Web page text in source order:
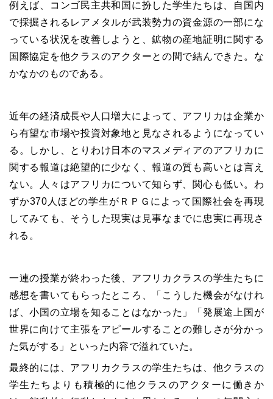
例えば、コンゴ民主共和国に扮した学生たちは、自国内
で採掘されるレアメタルが武装勢力の資金源の一部にな
っている状況を改善しようと、鉱物の産地証明に関する
国際協定を他クラスのアクターとの間で結んできた。な
かなかのものである。
近年の経済成長や人口増大によって、アフリカは企業か
ら有望な市場や投資対象地と見なされるようになってい
る。しかし、とりわけ日本のマスメディアのアフリカに
関する報道は絶望的に少なく、報道の質も高いとは言え
ない。人々はアフリカについて知らず、関心も低い。わ
ずか370 人ほどの学生がＲＰＧによって国際社会を再現
してみても、そうした現実は見事なまでに忠実に再現さ
れる。
一連の授業が終わった後、アフリカクラスの学生たちに
感想を書いてもらったところ、「こうした機会がなけれ
ば、小国の立場を知ることはなかった」「発展途上国が
世界に向けて主張をアピールすることの難しさが分かっ
た気がする」といった内容で溢れていた。
最終的には、アフリカクラスの学生たちは、他クラスの
学生たちよりも積極的に他クラスのアクターに働きか